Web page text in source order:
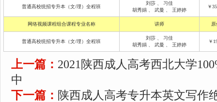
普通高校统招专升本（文/理）全程班
刘莎
习佳
胡秀娟
武曼 王婷婷
￥
网络视频课程组合课程专业名称 讲师
普通高校统招专升本（文/理）全程班
刘莎
习佳
胡秀娟
武曼 王婷婷
￥
上一篇： 2021陕西成人高考西北大学
中
下一篇： 陕西成人高考专升本英文写作